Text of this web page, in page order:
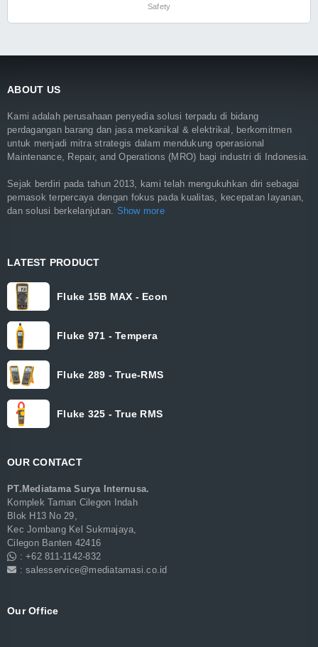
Safety
ABOUT US
Kami adalah perusahaan penyedia solusi terpadu di bidang
perdagangan barang dan jasa mekanikal & elektrikal, berkomitmen
untuk menjadi mitra strategis dalam mendukung operasional
Maintenance, Repair, and Operations (MRO) bagi industri di Indonesia.
Sejak berdiri pada tahun 2013, kami telah mengukuhkan diri sebagai
pemasok terpercaya dengan fokus pada kualitas, kecepatan layanan,
dan solusi berkelanjutan. Show more
LATEST PRODUCT
Fluke 15B MAX - Econ
Fluke 971 - Tempera
Fluke 289 - True-RMS
Fluke 325 - True RMS
OUR CONTACT
PT.Mediatama Surya Internusa.
Komplek Taman Cilegon Indah
Blok H13 No 29,
Kec Jombang Kel Sukmajaya,
Cilegon Banten 42416
: +62 811-1142-832
: salesservice@mediatamasi.co.id
Our Office